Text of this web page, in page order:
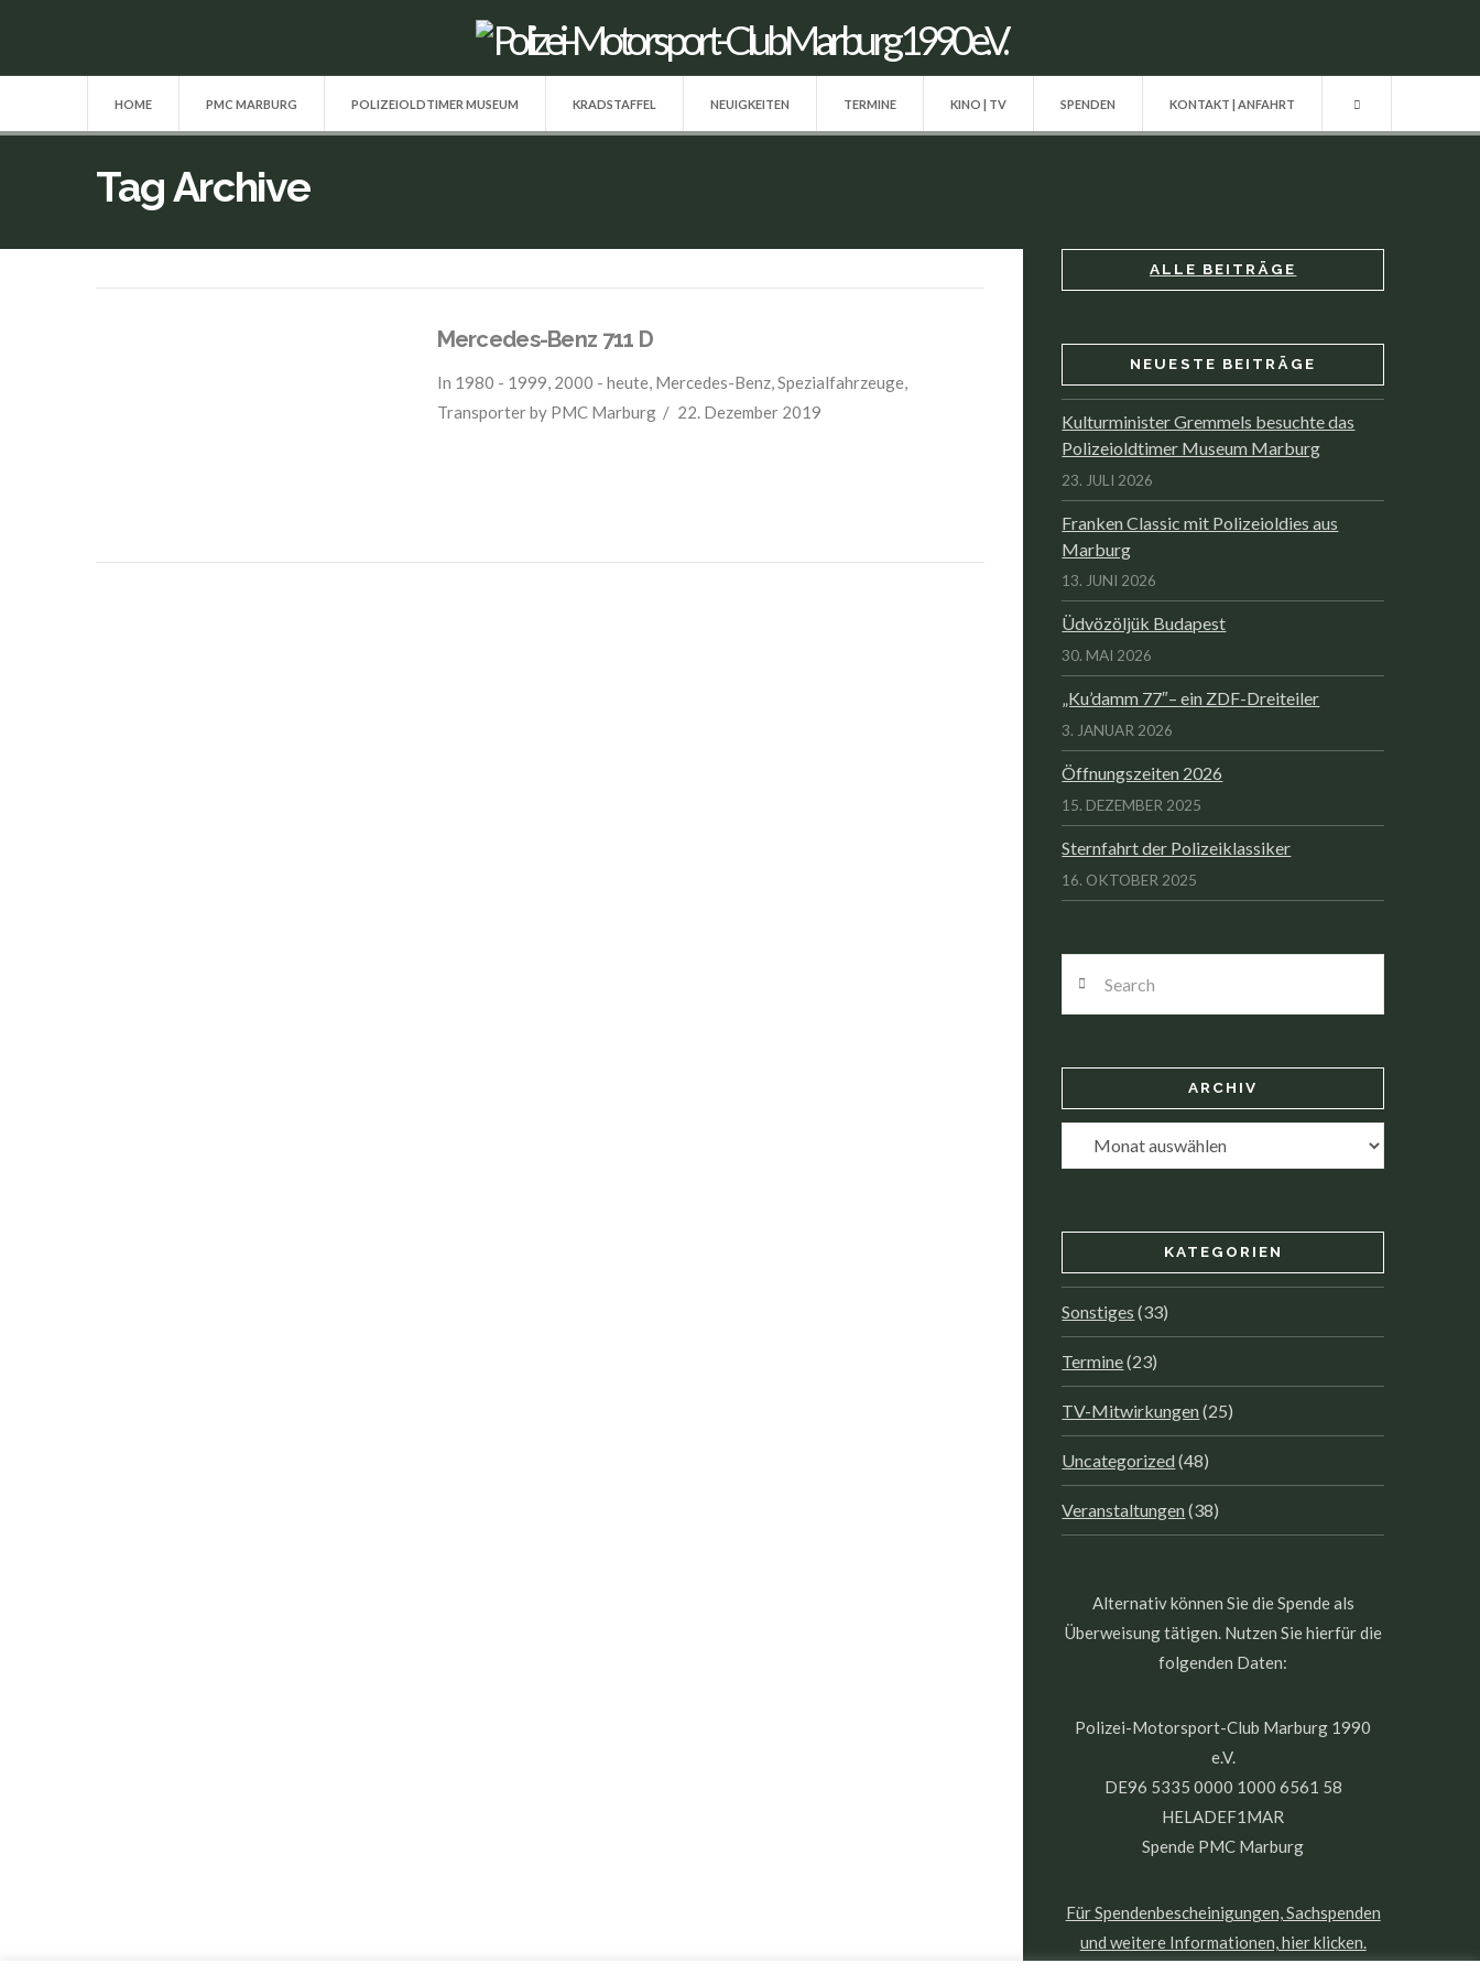
HOME PMC MARBURG POLIZEIOLDTIMER MUSEUM KRADSTAFFEL NEUIGKEITEN TERMINE KINO | TV SPENDEN KONTAKT | ANFAHRT
Tag Archive
Mercedes-Benz 711 D
In 1980 - 1999, 2000 - heute, Mercedes-Benz,Spezialfahrzeuge,
Transporterby PMC Marburg 22. Dezember 2019
ALLE BEITRÄGE
NEUESTE BEITRÄGE
Kulturminister Gremmels besuchte das
Polizeioldtimer Museum Marburg
23. JULI 2026
Franken Classic mit Polizeioldies aus
Marburg
13. JUNI 2026
Üdvözöljük Budapest
30. MAI 2026
„Ku’damm 77″– ein ZDF-Dreiteiler
3. JANUAR 2026
Öffnungszeiten 2026
15. DEZEMBER 2025
Sternfahrt der Polizeiklassiker
16. OKTOBER 2025
ARCHIV
Archiv
KATEGORIEN
Sonstiges (33)
Termine(23)
TV-Mitwirkungen(25)
Uncategorized(48)
Veranstaltungen(38)
Alternativ können Sie die Spende als
Überweisung tätigen. Nutzen Sie hierfür die
folgenden Daten:
Polizei-Motorsport-Club Marburg 1990
e.V.
DE96 5335 0000 1000 6561 58
HELADEF1MAR
Spende PMC Marburg
Für Spendenbescheinigungen, Sachspenden
und weitere Informationen, hier klicken.